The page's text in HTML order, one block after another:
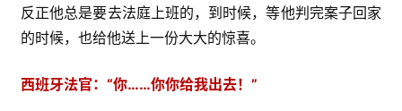
反正他总是要去法庭上班的，到时候，等他判完案子回家
的时候，也给他送上一份大大的惊喜。
西班牙法官：“你……你你给我出去！”